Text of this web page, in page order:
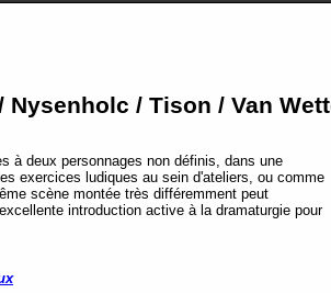
/ Tison / Van
à deux personnages non définis, dans une
exercices ludiques au sein d'ateliers, ou comme
scène montée très différemment peut
introduction active à la dramaturgie pour